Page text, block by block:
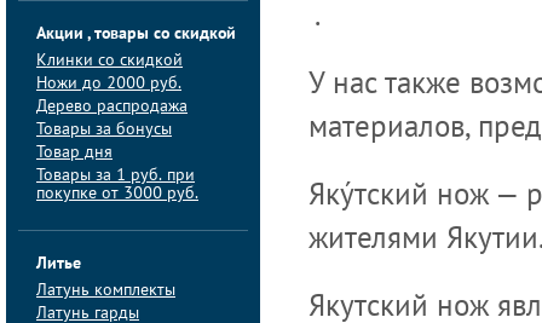
Акции , товары со скидкой
Клинки со скидкой
Ножи до 2000 руб.
Дерево распродажа
Товары за бонусы
Товар дня
Товары за 1 руб. при
покупке от 3000 руб.
Литье
Латунь комплекты
Латунь гарды
.
У нас также
материалов,
Яку́тский нож —
жителями
Якутский нож